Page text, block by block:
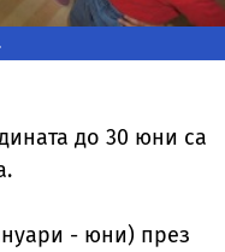
до 30 юни са
- юни) през